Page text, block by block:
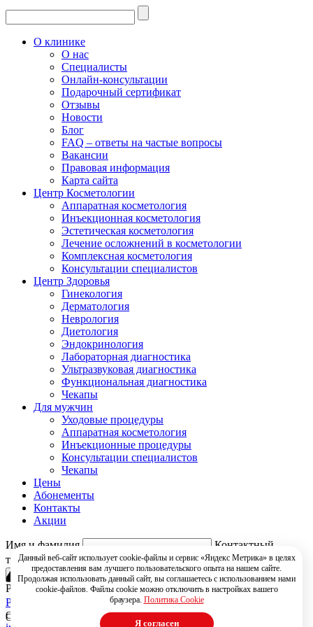
О клинике
О нас
Специалисты
Онлайн-консультации
Подарочный сертификат
Отзывы
Новости
Блог
FAQ – ответы на частые вопросы
Вакансии
Правовая информация
Карта сайта
Центр Косметологии
Аппаратная косметология
Инъекционная косметология
Эстетическая косметология
Лечение осложнений в косметологии
Комплексная косметология
Консультации специалистов
Центр Здоровья
Гинекология
Дерматология
Неврология
Диетология
Эндокринология
Лабораторная диагностика
Ультразвуковая диагностика
Функциональная диагностика
Чекапы
Для мужчин
Уходовые процедуры
Аппаратная косметология
Инъекционные процедуры
Консультации специалистов
Чекапы
Цены
Абонементы
Контакты
Акции
404
Ошибка! Такой страницы не существует
Имя и фамилия
Контактный
телефон
РЇ РґР°СЋ СЃРѕРіР»Р°СЃРёРµ РЅР° РѕР±СЂР°Р±РѕС‚РєСѓ
РїРµСЂСЃРѕРЅР°Р»СЊРЅС‹С… РґР°РЅРЅС‹С…
Свяжитесь с нами!
Данный веб-сайт использует cookie-файлы и сервис «Яндекс Метрика» в целях
предоставления вам лучшего пользовательского опыта на нашем сайте.
Продолжая использовать данный сайт, вы соглашаетесь с использованием нами
cookie-файлов. Файлы cookie можно отключить в настройках вашего
браузера. Политика Cookie
Я согласен